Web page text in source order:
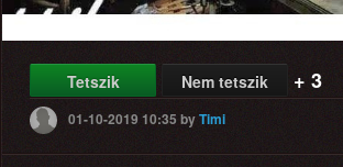
Tetszik Nem tetszik + 3
01-10-2019 10:35 byTimi